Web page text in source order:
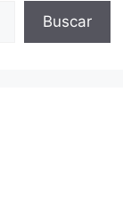
Buscar